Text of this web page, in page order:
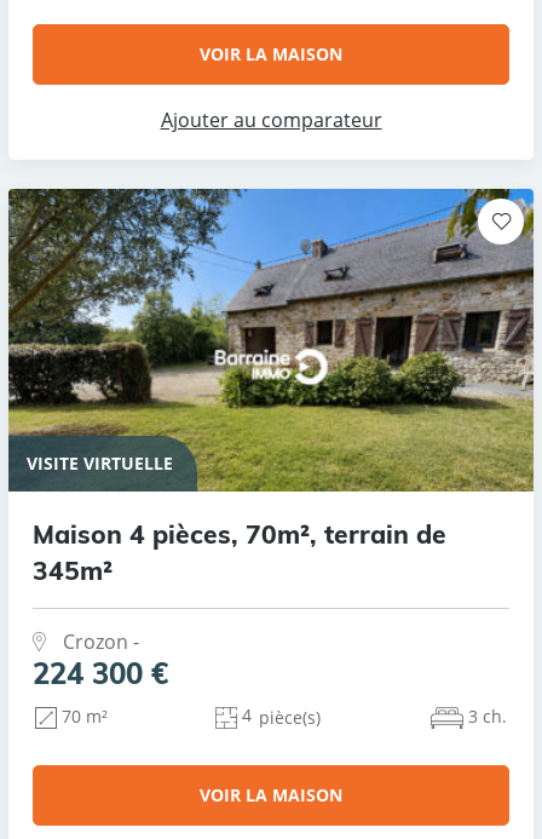
VOIR LA MAISON
Ajouter au comparateur
VISITE VIRTUELLE
Maison 4 pièces, 70m², terrain de
345m²
Crozon -
224 300 €
70 m² 4 pièce(s) 3 ch.
VOIR LA MAISON